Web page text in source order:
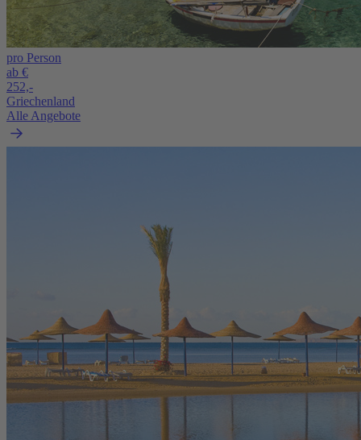
pro Person
ab €
252,-
Griechenland
Alle Angebote